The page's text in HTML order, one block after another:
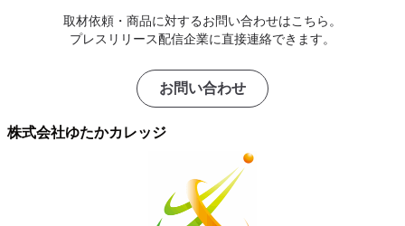
取材依頼・商品に対するお問い合わせはこちら。
プレスリリース配信企業に直接連絡できます。
お問い合わせ
株式会社ゆたかカレッジ